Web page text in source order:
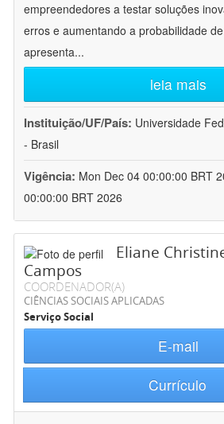
empreendedores a testar soluções
erros e aumentando a probabilidade
apresenta...
leia mais
Instituição/UF/País: Universidade
- Brasil
Vigência: Mon Dec 04 00:00:00 BRT
00:00:00 BRT 2026
Eliane
Campos
COORDENADOR(A)
CIÊNCIAS SOCIAIS APLICADAS
Serviço Social
E-mail
Currículo